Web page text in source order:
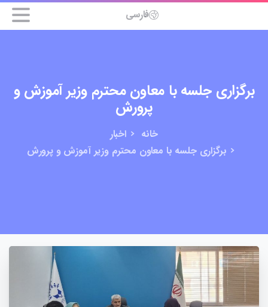
فارسی
برگزاری جلسه با معاون محترم وزیر آموزش و
پرورش
خانه
اخبار
برگزاری جلسه با معاون محترم وزیر آموزش و پرورش